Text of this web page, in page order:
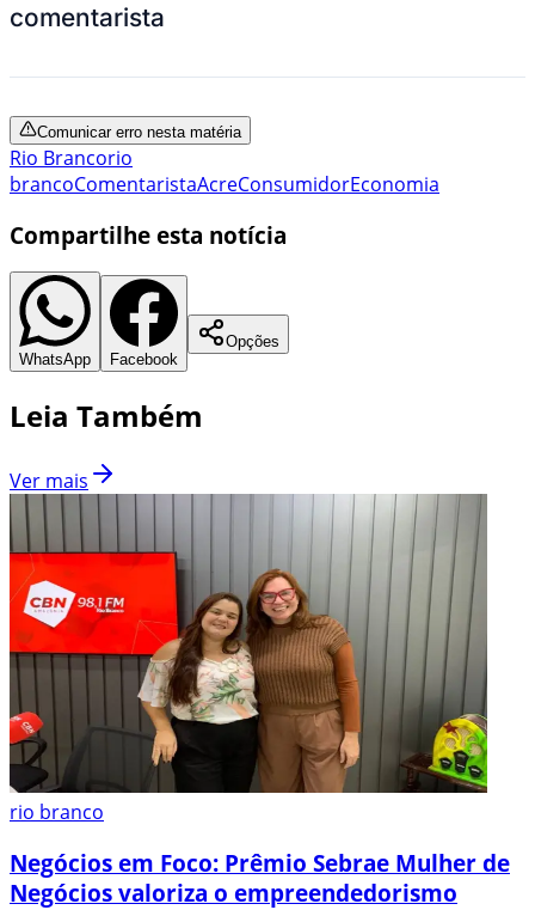
comentarista
Comunicar erro nesta matéria
Rio Brancorio
brancoComentaristaAcreConsumidorEconomia
Compartilhe esta notícia
WhatsApp Facebook
Opções
Leia Também
Ver mais
rio branco
Negócios em Foco: Prêmio Sebrae Mulher de
Negócios valoriza o empreendedorismo